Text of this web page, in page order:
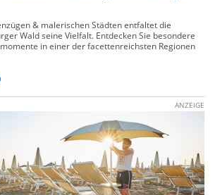
& malerischen Städten entfaltet die
Wald seine Vielfalt. Entdecken Sie besondere
in einer der facettenreichsten Regionen
ANZEIGE